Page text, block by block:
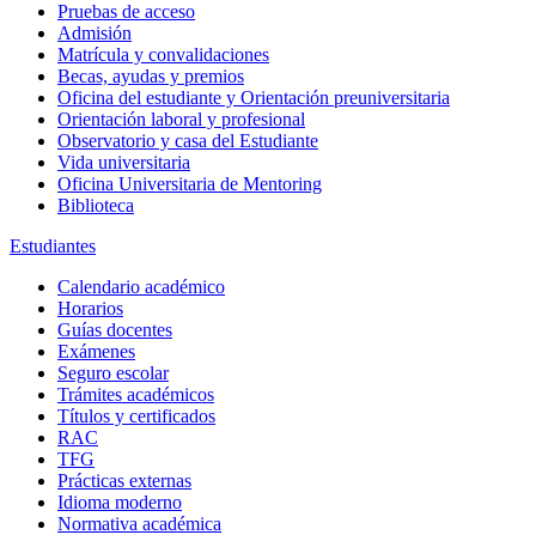
Pruebas de acceso
Admisión
Matrícula y convalidaciones
Becas, ayudas y premios
Oficina del estudiante y Orientación preuniversitaria
Orientación laboral y profesional
Observatorio y casa del Estudiante
Vida universitaria
Oficina Universitaria de Mentoring
Biblioteca
Estudiantes
Calendario académico
Horarios
Guías docentes
Exámenes
Seguro escolar
Trámites académicos
Títulos y certificados
RAC
TFG
Prácticas externas
Idioma moderno
Normativa académica